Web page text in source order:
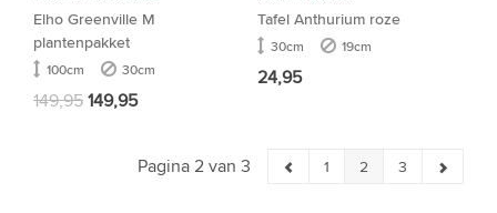
Elho Greenville M
plantenpakket
100cm 30cm
149,95149,95
Tafel Anthurium roze
30cm 19cm
24,95
Pagina 2 van 3 1 2 3